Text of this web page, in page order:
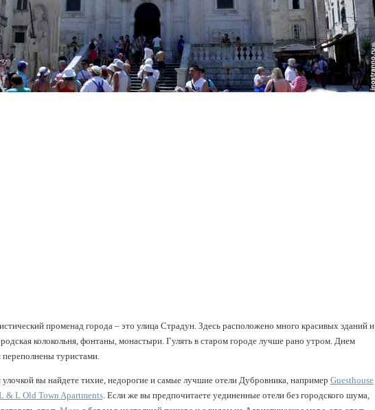
променад города – это улица Страдун. Здесь расположено много красивых зданий и
колокольня, фонтаны, монастыри. Гулять в старом городе лучше рано утром. Днем
переполнены туристами.
улочкой вы найдете тихие, недорогие и самые лучшие отели Дубровника, например Guesthouse
& L Old Town Apartments. Если же вы предпочитаете уединенные отели без городского шума,